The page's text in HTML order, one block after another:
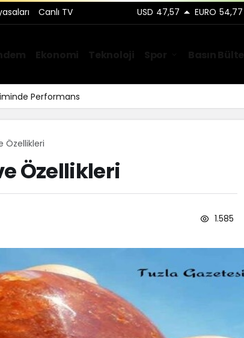
Canlı TV USD 47,57 EURO 54,77
Performans
Özellikleri
Özellikleri
1.585
Blog